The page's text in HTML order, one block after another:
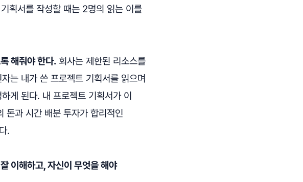
획서를 작성할 때는 2명의 읽는 이를
해줘야 한다. 회사는 제한된 리소스를
는 내가 쓴 프로젝트 기획서를 읽으며
게 된다. 내 프로젝트 기획서가 이
돈과 시간 배분 투자가 합리적인
.
이해하고, 자신이 무엇을 해야